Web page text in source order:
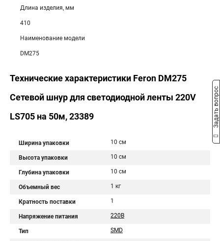
Длина изделия, мм
410
Наименование модели
DM275
Технические характеристики Feron DM275
Сетевой шнур для светодиодной ленты 220V
LS705 на 50м, 23389
Ширина упаковки 10 см
Высота упаковки 10 см
Глубина упаковки 10 см
Объемный вес 1 кг
Кратность поставки 1
Напряжение питания 220В
Тип SMD
Задать вопрос